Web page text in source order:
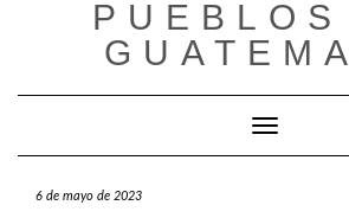
PUEBLOS
Cambiar
6 de mayo de 2023